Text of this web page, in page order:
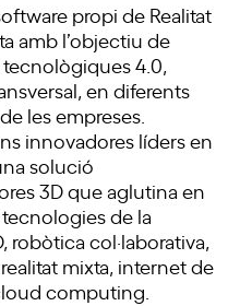
propi de Realitat
amb l’objectiu de
tecnològiques4.0,
en diferents
les empreses.
innovadores líders en
solució
3D que aglutina en
de la
robòtica col·laborativa,
mixta, internet de
computing.